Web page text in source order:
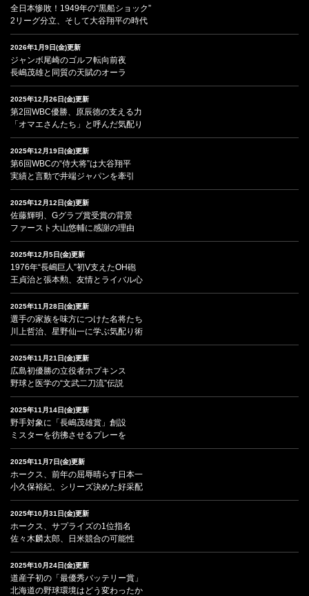
全日本惨敗！1949年の“黒船ショック”
2リーグ分立、そして大谷翔平の時代
2026年1月9日(金)更新
ジャンボ尾崎のゴルフ転向前夜
長嶋茂雄と同質の天賦のオーラ
2025年12月26日(金)更新
第2回WBC優勝、原辰徳の支える力
「オマエさんたち」と呼んだ気配り
2025年12月19日(金)更新
第6回WBCの“侍大将”は大谷翔平
実績と言動で井端ジャパンを牽引
2025年12月12日(金)更新
佐藤輝明、Gグラブ賞受賞の背景
ファースト大山悠輔に感謝の理由
2025年12月5日(金)更新
1976年“長嶋巨人”初V支えたOH砲
王貞治と張本勲、友情とライバル心
2025年11月28日(金)更新
選手の家族を味方につけた名将たち
川上哲治、星野仙一に学ぶ気配り術
2025年11月21日(金)更新
広島初優勝の立役者ホプキンス
野球と医学の“文武二刀流”伝説
2025年11月14日(金)更新
野手対象に「長嶋茂雄賞」創設
ミスターを彷彿させるプレーを
2025年11月7日(金)更新
ホークス、前年の屈辱晴らす日本一
小久保裕紀、シリーズ決めた好采配
2025年10月31日(金)更新
ホークス、サプライズの1位指名
佐々木麟太郎、日米競合の可能性
2025年10月24日(金)更新
道産子初の「最優秀バッテリー賞」
北海道の野球環境はどう変わったか